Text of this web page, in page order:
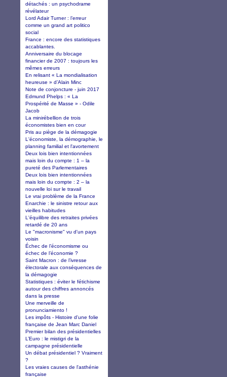
détachés : un psychodrame
révélateur
Lord Adair Turner : l’erreur
comme un grand art politico
social
France : encore des statistiques
accablantes.
Anniversaire du blocage
financier de 2007 : toujours les
mêmes erreurs
En relisant « La mondialisation
heureuse » d’Alain Minc
Note de conjoncture - juin 2017
Edmund Phelps : « La
Prospérité de Masse » - Odile
Jacob
La minirébellion de trois
économistes bien en cour
Pris au piège de la démagogie
L'économiste, la démographie, le
planning familial et l'avortement
Deux lois bien intentionnées
mais loin du compte : 1 – la
pureté des Parlementaires
Deux lois bien intentionnées
mais loin du compte : 2 – la
nouvelle loi sur le travail
Le vrai problème de la France
Enarchie : le sinistre retour aux
vieilles habitudes
L'équilibre des retraites privées
retardé de 20 ans
Le "macronisme" vu d'un pays
voisin
Échec de l’économisme ou
échec de l’économie ?
Saint Macron : de l’ivresse
électorale aux conséquences de
la démagogie
Statistiques : éviter le fétichisme
autour des chiffres annoncés
dans la presse
Une merveille de
pronunciamiento !
Les impôts - Histoire d'une folie
française de Jean Marc Daniel
Premier bilan des présidentielles
L’Euro : le mistigri de la
campagne présidentielle
Un débat présidentiel ? Vraiment
?
Les vraies causes de l'asthénie
française